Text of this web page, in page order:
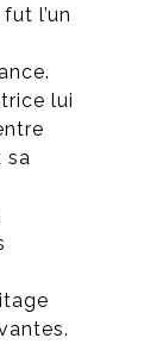
l’un
lui
sa